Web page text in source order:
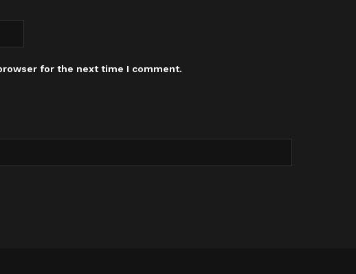
for the next time I comment.